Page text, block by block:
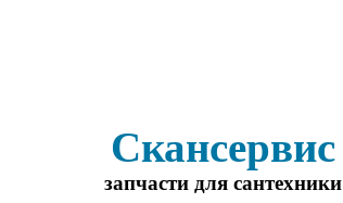
Скансервис
запчасти для сантехники